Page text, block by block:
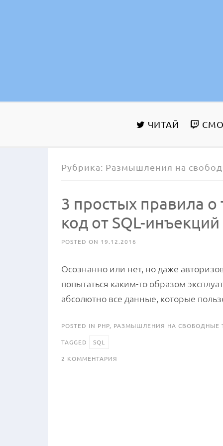
ЧИТАЙ
Рубрика: Размышления на
3 простых правила о
код от SQL-инъекций
POSTED ON 19.12.2016
Осознанно или нет, но даже
попытаться каким-то образом
абсолютно все данные, которые
POSTED IN PHP, РАЗМЫШЛЕНИЯ НА СВОБОДНЫЕ
TAGGED SQL
2 КОММЕНТАРИЯ